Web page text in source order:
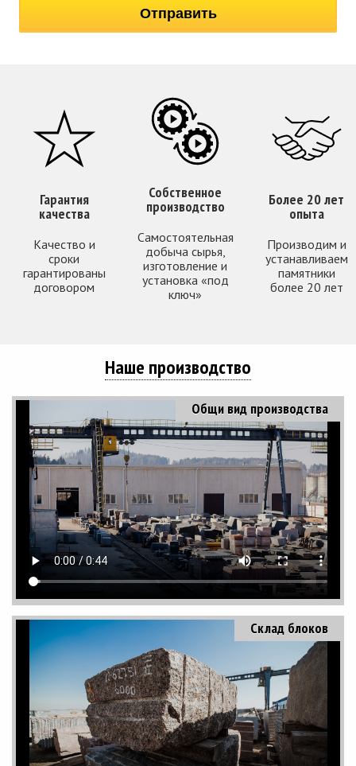
Гарантия
качества
Качество и
сроки
гарантированы
договором
Собственное
производство
Самостоятельная
добыча сырья,
изготовление и
установка «под
ключ»
Более 20 лет
опыта
Производим и
устанавливаем
памятники
более 20 лет
Наше производство
Общи вид производства
Склад блоков